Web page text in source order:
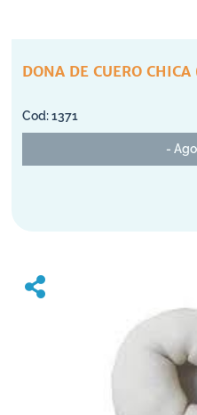
DONA DE CUERO
1371
-